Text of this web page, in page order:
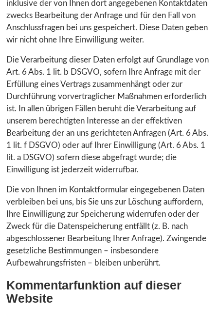
inklusive der von Ihnen dort angegebenen Kontaktdaten
zwecks Bearbeitung der Anfrage und für den Fall von
Anschlussfragen bei uns gespeichert. Diese Daten geben
wir nicht ohne Ihre Einwilligung weiter.
Die Verarbeitung dieser Daten erfolgt auf Grundlage von
Art. 6 Abs. 1 lit. b DSGVO, sofern Ihre Anfrage mit der
Erfüllung eines Vertrags zusammenhängt oder zur
Durchführung vorvertraglicher Maßnahmen erforderlich
ist. In allen übrigen Fällen beruht die Verarbeitung auf
unserem berechtigten Interesse an der effektiven
Bearbeitung der an uns gerichteten Anfragen (Art. 6 Abs.
1 lit. f DSGVO) oder auf Ihrer Einwilligung (Art. 6 Abs. 1
lit. a DSGVO) sofern diese abgefragt wurde; die
Einwilligung ist jederzeit widerrufbar.
Die von Ihnen im Kontaktformular eingegebenen Daten
verbleiben bei uns, bis Sie uns zur Löschung auffordern,
Ihre Einwilligung zur Speicherung widerrufen oder der
Zweck für die Datenspeicherung entfällt (z. B. nach
abgeschlossener Bearbeitung Ihrer Anfrage). Zwingende
gesetzliche Bestimmungen – insbesondere
Aufbewahrungsfristen – bleiben unberührt.
Kommentar­funktion auf dieser
Website